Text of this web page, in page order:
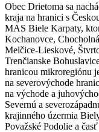
Obec Drietoma sa
kraja na hranici s
MAS Biele Karpaty,
Kochanovce,
Melčice-Lieskové,
Trenčianske
hranicou mikroregiónu
na severovýchode
na východe a
Severnú a
krajinného úzermia
Považské Podolie a